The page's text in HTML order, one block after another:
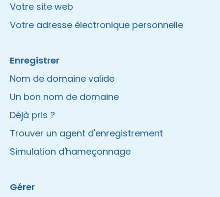
Votre site web
Votre adresse électronique personnelle
Enregistrer
Nom de domaine valide
Un bon nom de domaine
Déjà pris ?
Trouver un agent d'enregistrement
Simulation d'hameçonnage
Gérer